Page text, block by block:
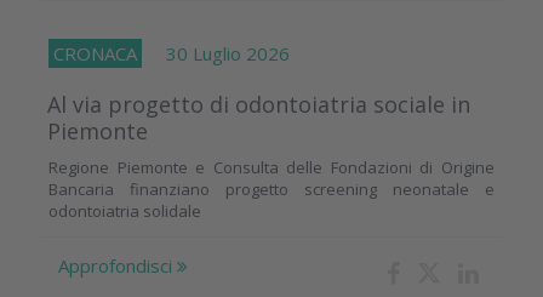
CRONACA 30 Luglio 2026
Al via progetto di odontoiatria sociale in
Piemonte
Regione Piemonte e Consulta delle Fondazioni di Origine
Bancaria finanziano progetto screening neonatale e
odontoiatria solidale
Approfondisci